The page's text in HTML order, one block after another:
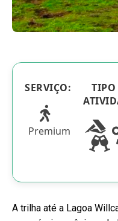
SERVIÇO:
Premium
TIPO
A trilha até a Lagoa